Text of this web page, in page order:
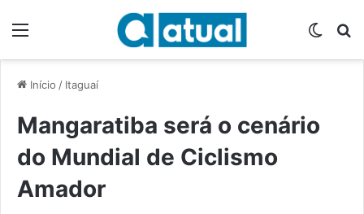
Início / Itaguaí
Mangaratiba será o cenário
do Mundial de Ciclismo
Amador